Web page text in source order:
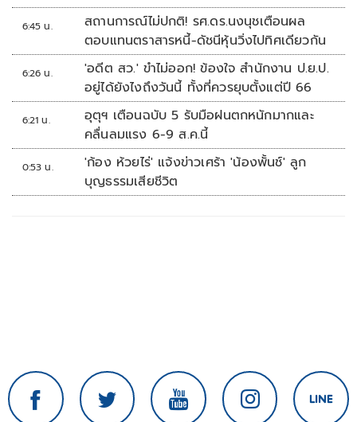
6:45 น.
สถานการณ์ไม่ปกติ! รศ.ดร.นงนุชเตือนผล
ตอบแทนตราสารหนี้-ดัชนีหุ้นวิ่งไปทิศเดียวกัน
6:26 น.
'อดีต สว.' ขำไม่ออก! ข้องใจ สำนักงาน ป.ย.ป.
อยู่ได้ยังไงถึงวันนี้ ทั้งที่ควรยุบตั้งแต่ปี 66
6:21 น.
อุตุฯ เตือนฉบับ 5 รับมือฝนตกหนักมากและ
คลื่นลมแรง 6-9 ส.ค.นี้
0:53 น.
'ก้อง ห้วยไร่' แจ้งข่าวเศร้า 'น้องพั้นช์' ลูก
บุญธรรมเสียชีวิต